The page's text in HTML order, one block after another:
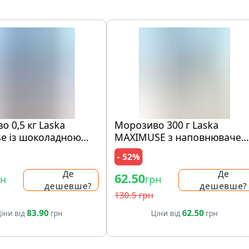
0,5 кг Laska
із шоколадною
шматочками
Де
дешевше?
від83.90грн
Морозиво 300 г Laska
MAXIMUSE з наповнювачем
"лимон і медова карамель"
та з крихтами печива карт/
ст
- 52%
62.50грн
130.5 грн
Де
дешевше?
Ціни від62.50грн